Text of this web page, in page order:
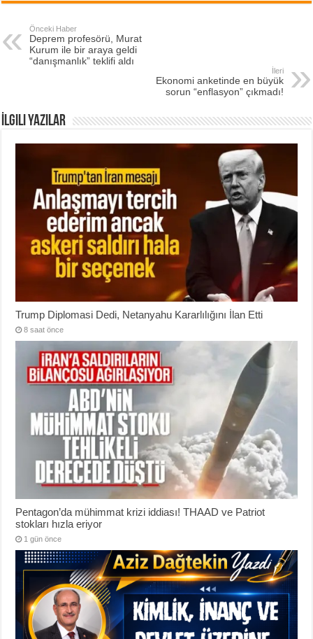
Önceki Haber
Deprem profesörü, Murat
Kurum ile bir araya geldi
“danışmanlık” teklifi aldı
İleri
Ekonomi anketinde en büyük
sorun “enflasyon” çıkmadı!
İlgili Yazılar
Trump Diplomasi Dedi, Netanyahu Kararlılığını İlan Etti
8 saat önce
Pentagon’da mühimmat krizi iddiası! THAAD ve Patriot
stokları hızla eriyor
1 gün önce